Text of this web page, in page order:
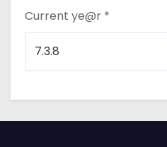
Current ye@r *